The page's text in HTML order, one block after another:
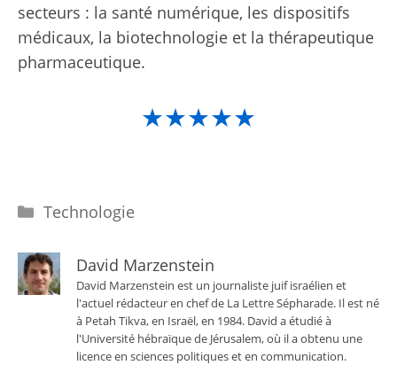
secteurs : la santé numérique, les dispositifs
médicaux, la biotechnologie et la thérapeutique
pharmaceutique.
★★★★★
Catégories
Technologie
David Marzenstein
David Marzenstein est un journaliste juif israélien et
l'actuel rédacteur en chef de La Lettre Sépharade. Il est né
à Petah Tikva, en Israël, en 1984. David a étudié à
l'Université hébraïque de Jérusalem, où il a obtenu une
licence en sciences politiques et en communication.